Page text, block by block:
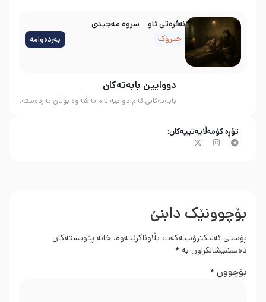
دووایین بابەتەکان
بابەتەکانی ئەم دواییە لەم بەشەوە بۆتان بەردەستە.
نه‌فره‌تی ئاو – سروه‌ مه‌جیدی
چیرۆک
بەردەوامە
تۆڕە کۆمەڵایەتییەکان:
بۆچوونێک دابنێ
پۆستی ئەلیکترۆنییەکەت بڵاوناکرێتەوە. خانە پێویستەکان
دەستنیشانکراون بە *
بۆچوون*